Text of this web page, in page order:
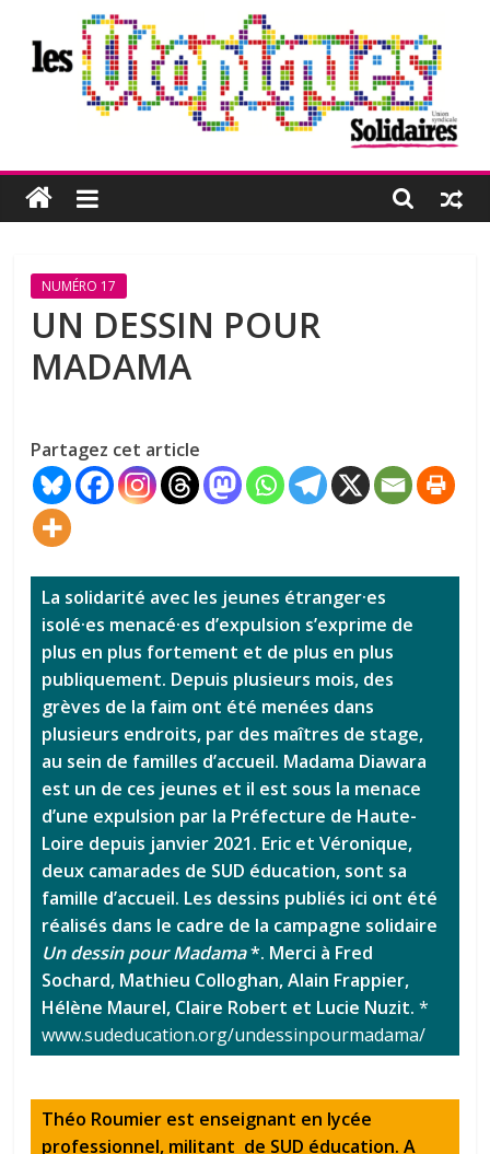
contenu
Les
Utopiques
Revue
réflexion
éditée
par
syndicale
Solidaires
NUMÉRO 17
UN DESSIN POUR
MADAMA
Partagez cet article
La solidarité avec les jeunes étranger·es
isolé·es menacé·es d’expulsion s’exprime de
plus en plus fortement et de plus en plus
publiquement. Depuis plusieurs mois, des
grèves de la faim ont été menées dans
plusieurs endroits, par des maîtres de stage,
au sein de familles d’accueil. Madama Diawara
est un de ces jeunes et il est sous la menace
d’une expulsion par la Préfecture de Haute-
Loire depuis janvier 2021. Eric et Véronique,
deux camarades de SUD éducation, sont sa
famille d’accueil. Les dessins publiés ici ont été
réalisés dans le cadre de la campagne solidaire
Un dessin pour Madama*. Merci à Fred
Sochard, Mathieu Colloghan, Alain Frappier,
Hélène Maurel, Claire Robert et Lucie Nuzit. *
www.sudeducation.org/undessinpourmadama/
Théo Roumier est enseignant en lycée
professionnel, militant de SUD éducation. A